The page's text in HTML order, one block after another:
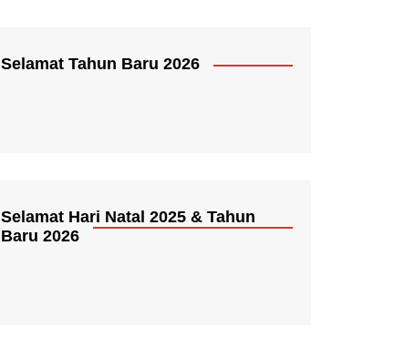
Selamat Tahun Baru 2026
Selamat Hari Natal 2025 & Tahun
Baru 2026